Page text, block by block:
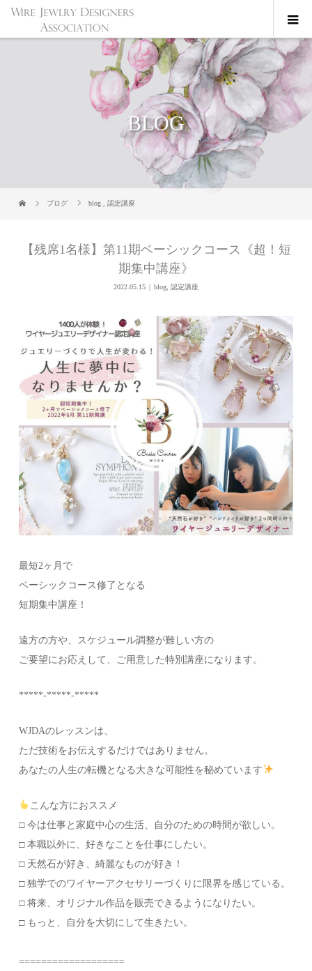
BLOG
ブログ blog ,認定講座
【残席1名様】第11期ベーシックコース《超！短
期集中講座》
2022.05.15 blog, 認定講座
最短2ヶ月で
ベーシックコース修了となる
短期集中講座！
遠方の方や、スケジュール調整が難しい方の
ご要望にお応えして、ご用意した特別講座になります。
*****-*****-*****
⁡WJDAのレッスンは、
ただ技術をお伝えするだけではありません。
あなたの人生の転機となる大きな可能性を秘めています
こんな方におススメ⁡
□ 今は仕事と家庭中心の生活、自分のための時間が欲しい。⁡
□ 本職以外に、好きなことを仕事にしたい。⁡
□ 天然石が好き、綺麗なものが好き！⁡
□ 独学でのワイヤーアクセサリーづくりに限界を感じている。⁡
□ 将来、オリジナル作品を販売できるようになりたい。⁡
□ もっと、自分を大切にして生きたい。
===================